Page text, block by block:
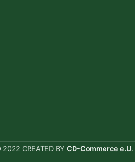
2022 CREATED BY CD-Commerce e.U.